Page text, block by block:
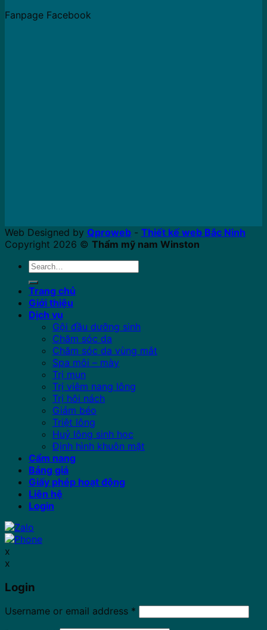
Fanpage Facebook
Web Designed by Qproweb - Thiết kế web Bắc Ninh
Copyright 2026 © Thẩm mỹ nam Winston
Search
for:
Trang chủ
Giới thiệu
Dịch vụ
Gội đầu dưỡng sinh
Chăm sóc da
Chăm sóc da vùng mắt
Spa môi – mày
Trị mụn
Trị viêm nang lông
Trị hôi nách
Giảm béo
Triệt lông
Huỷ lông sinh học
Định hình khuôn mặt
Cẩm nang
Bảng giá
Giấy phép hoạt động
Liên hệ
Login
x
x
Login
Username or email address *